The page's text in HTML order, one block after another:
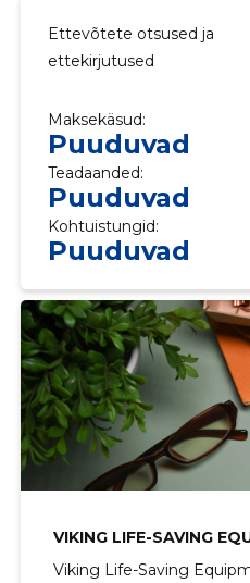
Ettevõtete otsused ja
ettekirjutused
Maksekäsud:
Puuduvad
Teadaanded:
Puuduvad
Kohtuistungid:
Puuduvad
VIKING LIFE-SAVING
Viking Life-Saving